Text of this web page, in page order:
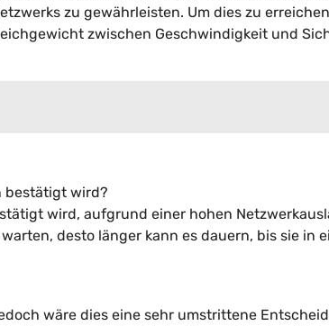
zu gewährleisten. Um dies zu
zwischen Geschwindigkeit und
bestätigt wird?
wird, aufgrund einer hohen
desto länger kann es dauern, bis sie in
wäre dies eine sehr umstrittene